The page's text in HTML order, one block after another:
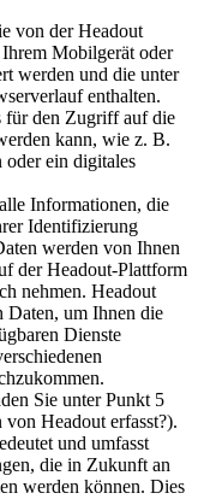
von der Headout
Mobilgerät oder
werden und die unter
enthalten.
für den Zugriff auf die
kann, wie z. B.
ein digitales
Informationen, die
Identifizierung
werden von Ihnen
der Headout-Plattform
nehmen. Headout
Daten, um Ihnen die
Dienste
Sie unter Punkt 5
Headout erfasst?).
und umfasst
die in Zukunft an
werden können. Dies